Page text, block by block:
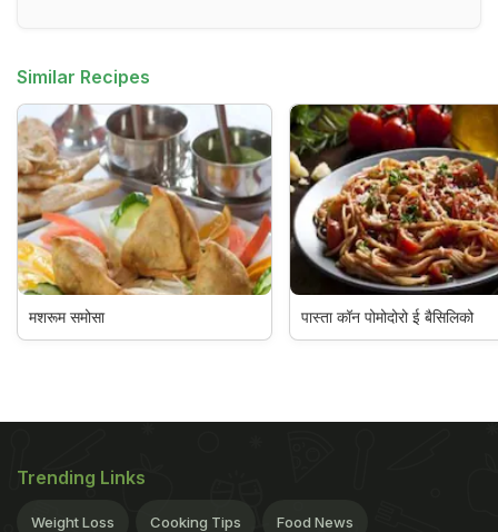
Similar Recipes
मशरूम समोसा पास्ता कॉन पोमोदोरो ई बैसिलिको
Trending Links
Weight Loss Cooking Tips Food News